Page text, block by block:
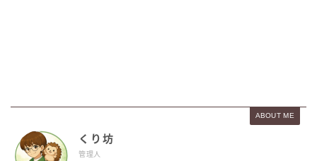
ABOUT ME
くり坊
管理人